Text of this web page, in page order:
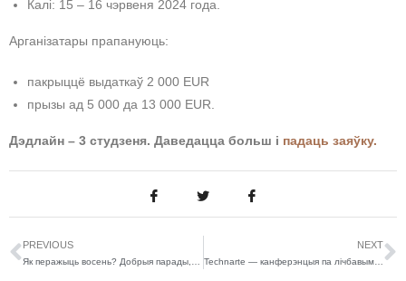
Калі: 15 – 16 чэрвеня 2024 года.
Арганізатары прапануюць:
пакрыццё выдаткаў 2 000 EUR
прызы ад 5 000 да 13 000 EUR.
Дэдлайн – 3 студзеня. Даведацца больш і падаць заяўку.
PREVIOUS NEXT
Technarte — канферэнцыя па лічбавым мастацтве ў Більбаа, Іспанія